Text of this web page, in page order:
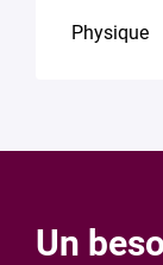
Physique
Un